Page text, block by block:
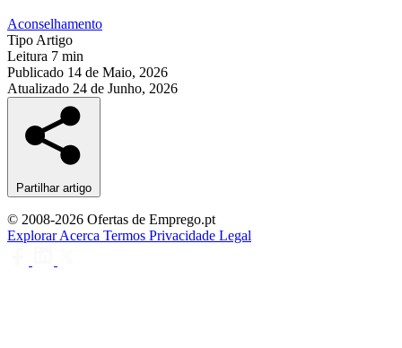
Aconselhamento
Tipo Artigo
Leitura 7 min
Publicado 14 de Maio, 2026
Atualizado 24 de Junho, 2026
Partilhar artigo
© 2008-2026 Ofertas de Emprego.pt
ExplorarAcerca Termos Privacidade Legal